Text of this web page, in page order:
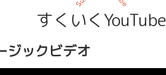
すくいくYouTube
ジックビデオ